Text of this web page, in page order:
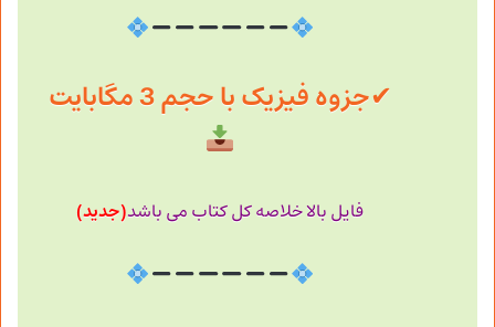
✔جزوه فیزیک با حجم 3 مگابایت
فایل بالا خلاصه کل کتاب می باشد(جدید)